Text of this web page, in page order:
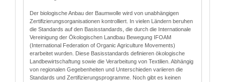
Der biologische Anbau der Baumwolle wird von unabhängigen
Zertifizierungsorganisationen kontrolliert. In vielen Ländern beruhen
die Standards auf den Basisstandards, die durch die Internationale
Vereinigung der Ökologischen Landbau Bewegung IFOAM
(International Federation of Organic Agriculture Movements)
erarbeitet wurden. Diese Basisstandards definieren ökologische
Landbewirtschaftung sowie die Verarbeitung von Textilien. Abhängig
von regionalen Gegebenheiten und Unterschieden variieren die
Standards und Zertifizierungsprogramme. Noch gibt es keinen